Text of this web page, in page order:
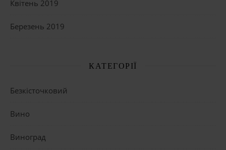
Квітень 2019
Березень 2019
КАТЕГОРІЇ
Безкісточковий
Вино
Виноград